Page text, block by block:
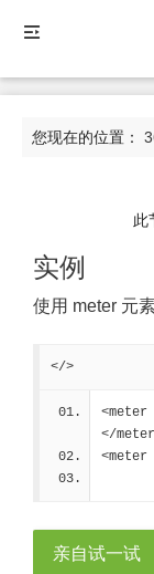
您现在的位置：
此
实例
使用 meter 元
</>
<meter
</
<meter
亲自试一试